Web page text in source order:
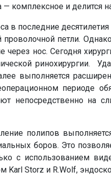
комплексное и делится
в последние
петли.
нос. Сегодня
ринохирургии.
выполняется
периоде
непосредственно на
полипов
боров. Это
с использованием
Karl Storz и R.Wolf,